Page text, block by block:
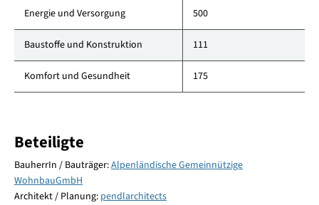
Energie und Versorgung 500
Baustoffe und Konstruktion 111
Komfort und Gesundheit 175
Beteiligte
BauherrIn / Bauträger:Alpenländische Gemeinnützige
WohnbauGmbH
Architekt / Planung: pendlarchitects